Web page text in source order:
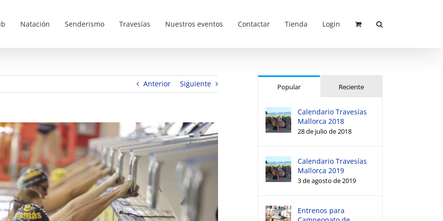
Natación Senderismo Travesías Nuestros eventos Contactar Tienda Login
Anterior Siguiente Popular Reciente
Calendario Travesías
Mallorca 2018
28 de julio de 2018
Calendario Travesías
Mallorca 2019
3 de agosto de 2019
Entrenos para